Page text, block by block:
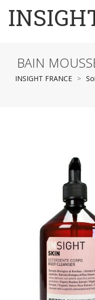
BAIN
INSIGHT FRANCE >